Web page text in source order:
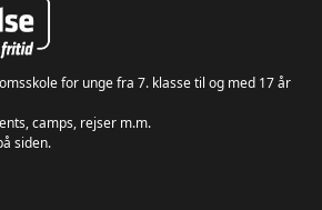
for unge fra 7. klasse til og med 17 år
camps, rejser m.m.
siden.